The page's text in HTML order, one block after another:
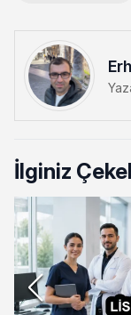
İlginiz